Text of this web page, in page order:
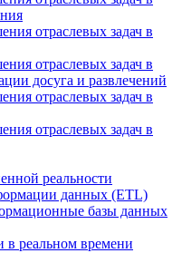
отраслевых задач в
отраслевых задач в
досуга и развлечений
отраслевых задач в
отраслевых задач в
реальности
данных (ETL)
базы данных
в реальном времени